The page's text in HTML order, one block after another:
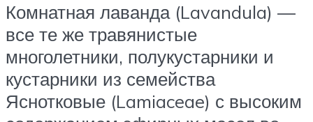
Комнатная лаванда (Lavandula) —
все те же травянистые
многолетники, полукустарники и
кустарники из семейства
Яснотковые (Lamiaceae) с высоким